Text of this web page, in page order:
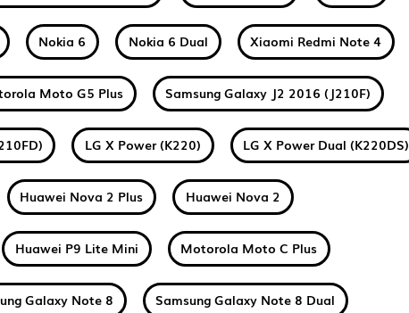
Nokia 6 Nokia 6 Dual Xiaomi Redmi Note 4
Moto G5 Plus Samsung Galaxy J2 2016 (J210F)
LG X Power (K220) LG X Power Dual (K220DS)
Huawei Nova 2 Plus Huawei Nova 2
Huawei P9 Lite Mini Motorola Moto C Plus
Galaxy Note 8 Samsung Galaxy Note 8 Dual